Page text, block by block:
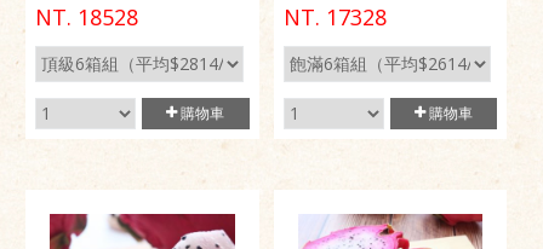
NT. 18528
購物車
NT. 17328
購物車